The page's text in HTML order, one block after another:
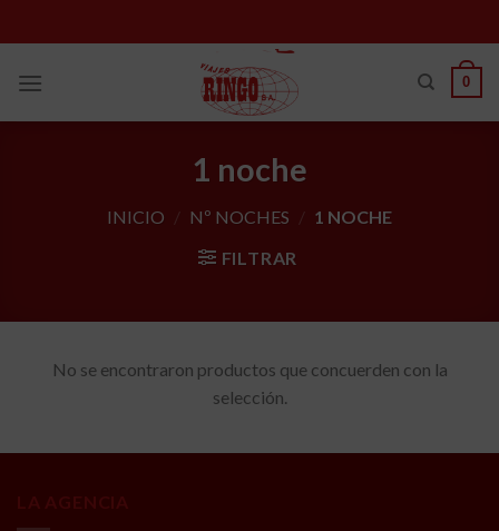
to
0
1 noche
INICIO / Nº NOCHES / 1 NOCHE
FILTRAR
No se encontraron productos que concuerden con la
selección.